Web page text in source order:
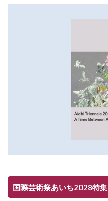
国際芸術祭あいち2028特集